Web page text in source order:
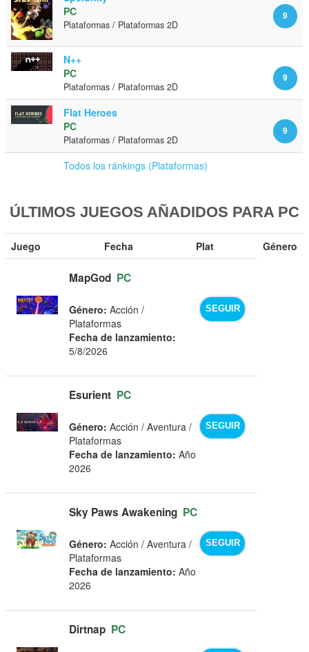
9
PC
Plataformas / Plataformas 2D
N++
9
PC
Plataformas / Plataformas 2D
Flat Heroes
9
PC
Plataformas / Plataformas 2D
Todos los ránkings (Plataformas)
ÚLTIMOS JUEGOS AÑADIDOS PARA PC
Juego Fecha Plat Género
MapGod PC
SEGUIR
Género: Acción /
Plataformas
Fecha de lanzamiento:
5/8/2026
Esurient PC
SEGUIR
Género: Acción / Aventura /
Plataformas
Fecha de lanzamiento: Año
2026
Sky Paws Awakening PC
SEGUIR
Género: Acción / Aventura /
Plataformas
Fecha de lanzamiento: Año
2026
Dirtnap PC